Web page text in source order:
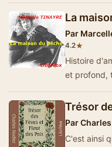
La
Par
4.2★
Histoire
et profond,
Trésor
Par
C'est ainsi